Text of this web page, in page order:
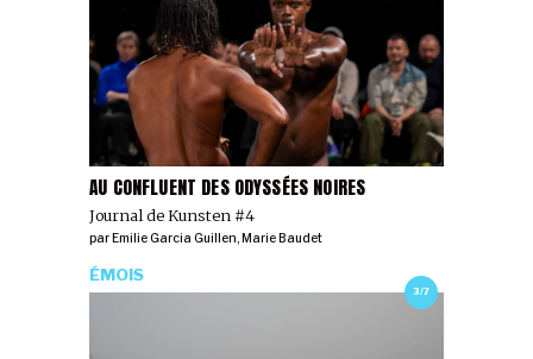
AU CONFLUENT DES ODYSSÉES NOIRES
Journal de Kunsten #4
parEmilie Garcia Guillen,Marie Baudet
3/7
ÉMOIS